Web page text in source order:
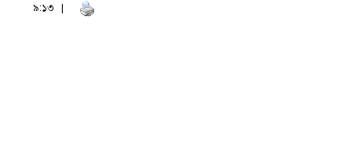
৯:১৩